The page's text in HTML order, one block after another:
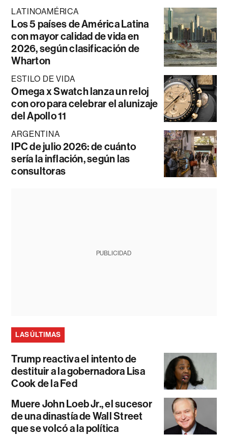
LATINOAMÉRICA
Los 5 países de América Latina
con mayor calidad de vida en
2026, según clasificación de
Wharton
ESTILO DE VIDA
Omega x Swatch lanza un reloj
con oro para celebrar el alunizaje
del Apollo 11
ARGENTINA
IPC de julio 2026: de cuánto
sería la inflación, según las
consultoras
PUBLICIDAD
LAS ÚLTIMAS
Trump reactiva el intento de
destituir a la gobernadora Lisa
Cook de la Fed
Muere John Loeb Jr., el sucesor
de una dinastía de Wall Street
que se volcó a la política